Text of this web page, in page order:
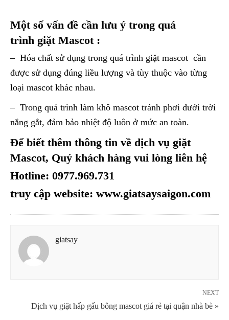
Một số vấn đề cần lưu ý trong quá
trình giặt Mascot :
– Hóa chất sử dụng trong quá trình giặt mascot cần
được sử dụng đúng liều lượng và tùy thuộc vào từng
loại mascot khác nhau.
– Trong quá trình làm khô mascot tránh phơi dưới trời
nắng gắt, đảm bảo nhiệt độ luôn ở mức an toàn.
Để biết thêm thông tin về dịch vụ giặt
Mascot, Quý khách hàng vui lòng liên hệ
Hotline: 0977.969.731
truy cập website: www.giatsaysaigon.com
giatsay
NEXT
Dịch vụ giặt hấp gấu bông mascot giá rẻ tại quận nhà bè »